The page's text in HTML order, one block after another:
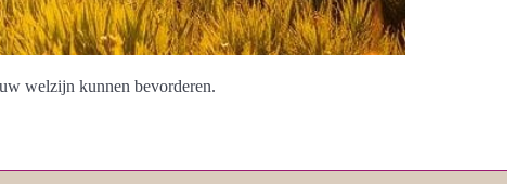
welzijn kunnen bevorderen.